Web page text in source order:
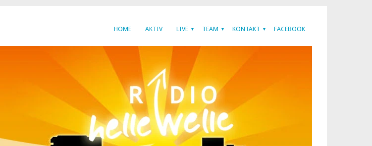
HOME AKTIV LIVE TEAM KONTAKT FACEBOOK